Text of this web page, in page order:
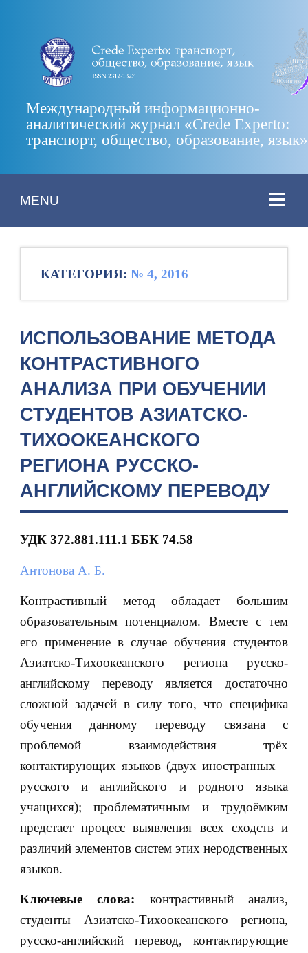
Международный информационно-
аналитический журнал «Crede Experto:
транспорт, общество, образование, язык»
MENU
КАТЕГОРИЯ: № 4, 2016
ИСПОЛЬЗОВАНИЕ МЕТОДА
КОНТРАСТИВНОГО
АНАЛИЗА ПРИ ОБУЧЕНИИ
СТУДЕНТОВ АЗИАТСКО-
ТИХООКЕАНСКОГО
РЕГИОНА РУССКО-
АНГЛИЙСКОМУ ПЕРЕВОДУ
УДК 372.881.111.1 ББК 74.58
Антонова А. Б.
Контрастивный метод обладает большим
образовательным потенциалом. Вместе с тем
его применение в случае обучения студентов
Азиатско-Тихоокеанского региона русско-
английскому переводу является достаточно
сложной задачей в силу того, что специфика
обучения данному переводу связана с
проблемой взаимодействия трёх
контактирующих языков (двух иностранных –
русского и английского и родного языка
учащихся); проблематичным и трудоёмким
предстает процесс выявления всех сходств и
различий элементов систем этих неродственных
языков.
Ключевые слова: контрастивный анализ,
студенты Азиатско-Тихоокеанского региона,
русско-английский перевод, контактирующие